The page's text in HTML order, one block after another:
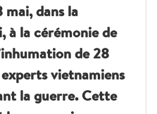
dans la
à la cérémonie de
de 28
vietnamiens
la guerre. Cette